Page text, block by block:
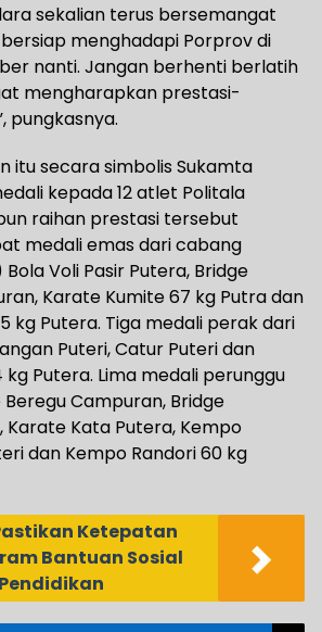
sekalian terus bersemangat
menghadapi Porprov di
nanti. Jangan berhenti berlatih
mengharapkan prestasi-
pungkasnya.
itu secara simbolis Sukamta
kepada 12 atlet Politala
raihan prestasi tersebut
medali emas dari cabang
Voli Pasir Putera, Bridge
Karate Kumite 67 kg Putra dan
kg Putera. Tiga medali perak dari
Puteri, Catur Puteri dan
Putera. Lima medali perunggu
Campuran, Bridge
Karate Kata Putera, Kempo
dan Kempo Randori 60 kg
Ketepatan
Bantuan Sosial